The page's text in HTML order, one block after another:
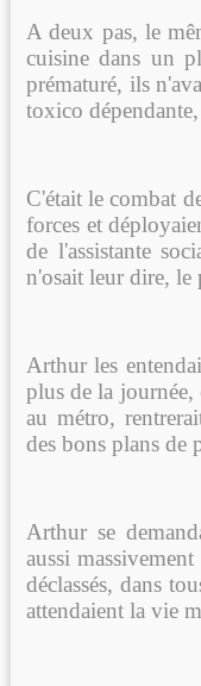
A deux pas, le
cuisine dans un
prématuré, ils
toxico
C'était le combat
forces et
de l'assistante
n'osait leur dire, le
Arthur les
plus de la
au métro,
des bons plans de
Arthur se
aussi
déclassés, dans
attendaient la vie